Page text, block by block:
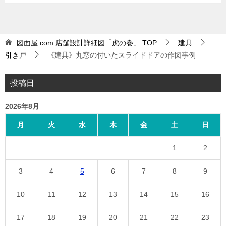
図面屋.com 店舗設計詳細図「虎の巻」 TOP
建具
引き戸
《建具》丸窓の付いたスライドドアの作図事例
投稿日
2026年8月
月 火 水 木 金 土 日
1 2
3 4 5 6 7 8 9
10 11 12 13 14 15 16
17 18 19 20 21 22 23